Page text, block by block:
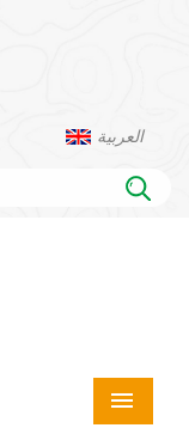
العربية